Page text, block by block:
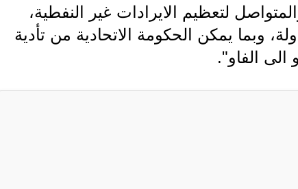
لتعظيم الايرادات غير النفطية،
وبما يمكن الحكومة الاتحادية من تأدية
الى الفاو".